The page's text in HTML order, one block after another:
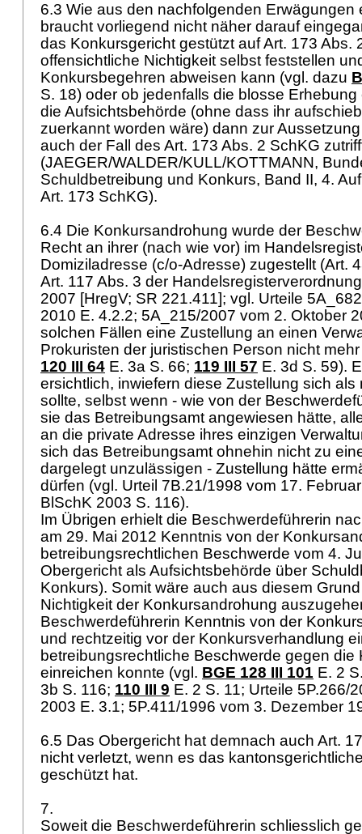
6.3 Wie aus den nachfolgenden Erwägungen
braucht vorliegend nicht näher darauf
das Konkursgericht gestützt aufArt. 173 Abs.
offensichtliche Nichtigkeit selbst feststellen
Konkursbegehren abweisen kann (vgl. dazu
S. 18) oder ob jedenfalls die blosse
die Aufsichtsbehörde (ohne dass ihr
zuerkannt worden wäre) dann zur
auch der Fall des Art. 173 Abs. 2 SchKG
(JAEGER/WALDER/KULL/KOTTMANN,
Schuldbetreibung und Konkurs, Band II, 4.
Art. 173 SchKG).
6.4 Die Konkursandrohung wurde der
Recht an ihrer (nach wie vor) im
Domiziladresse (c/o-Adresse) zugestellt (Art.
Art. 117 Abs. 3 der
2007 [HregV; SR 221.411]; vgl. Urteile
2010 E. 4.2.2; 5A_215/2007 vom 2. Oktober
solchen Fällen eine Zustellung an einen
Prokuristen der juristischen Person nicht
120 III 64 E. 3a S. 66; 119 III 57 E. 3d S. 59).
ersichtlich, inwiefern diese Zustellung sich als
sollte, selbst wenn - wie von der
sie das Betreibungsamt angewiesen hätte,
an die private Adresse ihres einzigen
sich das Betreibungsamt ohnehin nicht zu
dargelegt unzulässigen - Zustellung hätte
dürfen (vgl. Urteil 7B.21/1998 vom 17.
BlSchK 2003 S. 116).
Im Übrigen erhielt die Beschwerdeführerin
am 29. Mai 2012 Kenntnis von der
betreibungsrechtlichen Beschwerde vom 4.
Obergericht als Aufsichtsbehörde über
Konkurs). Somit wäre auch aus diesem
Nichtigkeit der Konkursandrohung
Beschwerdeführerin Kenntnis von der
und rechtzeitig vor der Konkursverhandlung
betreibungsrechtliche Beschwerde gegen die
einreichen konnte (vgl. BGE 128 III 101 E. 2
3b S. 116; 110 III 9 E. 2 S. 11; Urteile 5P.266/
2003 E. 3.1; 5P.411/1996 vom 3. Dezember
6.5 Das Obergericht hat demnach auch Art.
nicht verletzt, wenn es das
geschützt hat.
7.
Soweit die Beschwerdeführerin schliesslich